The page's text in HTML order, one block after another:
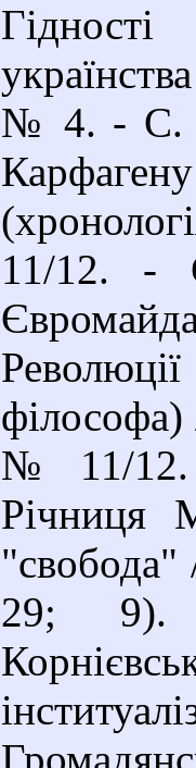
№ 4. - С.
11/12. -
філософа)
№ 11/12.
Річниця
29; 9).